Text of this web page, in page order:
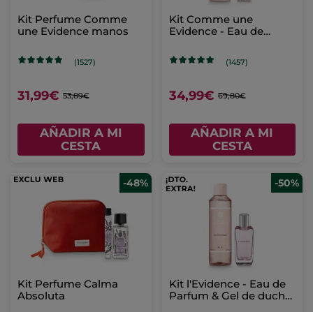
Kit Perfume Comme
une Evidence manos
(1527)
31,99€ 53,89€
AÑADIR A MI
CESTA
Kit Comme une
Evidence - Eau de
corporal perfumada
(1457)
34,99€ 69,80€
AÑADIR A MI
CESTA
-48%
Kit Perfume Calma
Absoluta
-50%
Kit l'Evidence - Eau de
Parfum & Gel de ducha